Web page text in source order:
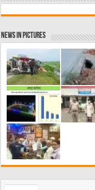
News in Pictures